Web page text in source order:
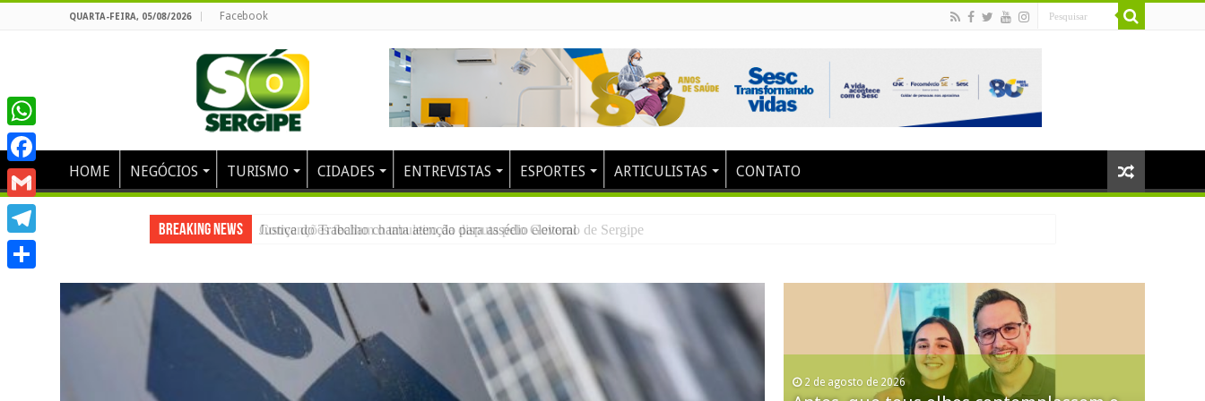
QUARTA-FEIRA, 05/08/2026 Facebook
HOME NEGÓCIOS TURISMO CIDADES ENTREVISTAS ESPORTES ARTICULISTAS CONTATO
Breaking News Justiça do Trabalho chama atenção para assédio eleitoral
2 de agosto de 2026
WhatsApp
Facebook
Gmail
Telegram